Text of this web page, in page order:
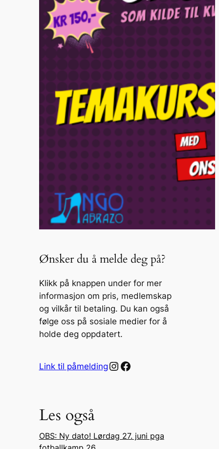
Ønsker du å melde deg på?
Klikk på knappen under for mer
informasjon om pris, medlemskap
og vilkår til betaling. Du kan også
følge oss på sosiale medier for å
holde deg oppdatert.
Link til påmeldingInstagram Facebook
Les også
OBS: Ny dato! Lørdag 27. juni pga